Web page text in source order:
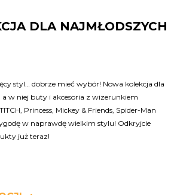
DLA NAJMŁODSZYCH
styl… dobrze mieć wybór! Nowa kolekcja dla
a w niej buty i akcesoria z wizerunkiem
Princess, Mickey & Friends, Spider-Man
w naprawdę wielkim stylu! Odkryjcie
już teraz!